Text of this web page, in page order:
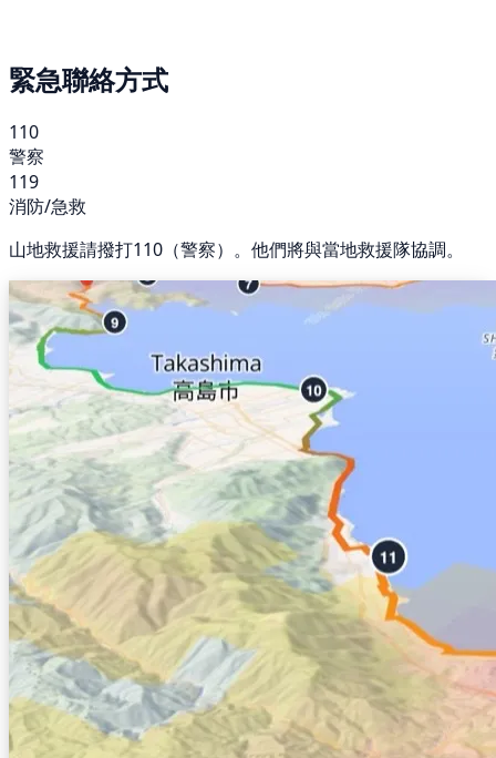
緊急聯絡方式
110
警察
119
消防/急救
山地救援請撥打110（警察）。他們將與當地救援隊協調。